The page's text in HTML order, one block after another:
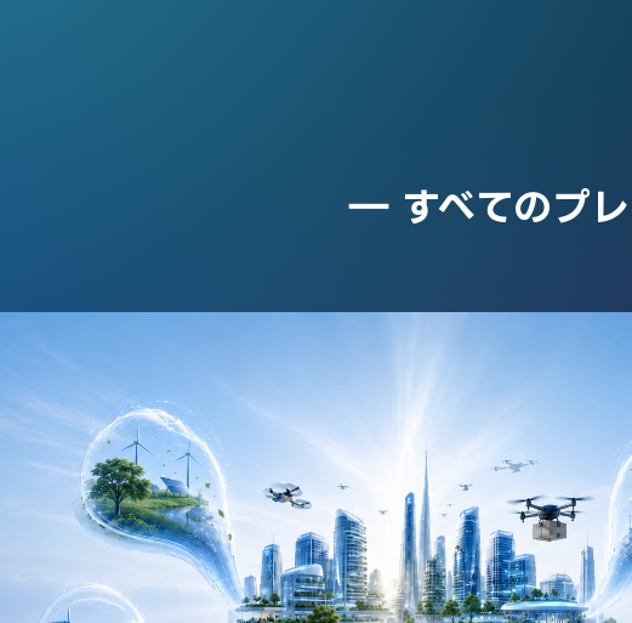
― すべてのプ